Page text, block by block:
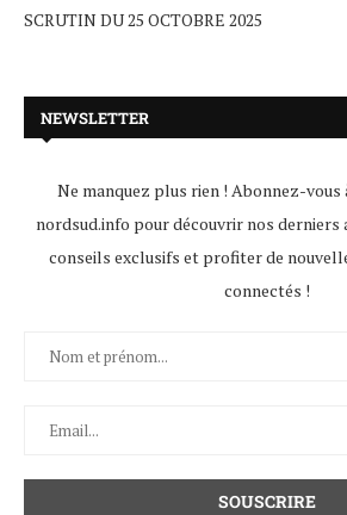
SCRUTIN DU 25 OCTOBRE 2025
NEWSLETTER
Ne manquez plus rien ! Abonnez-
nordsud.info pour découvrir nos derniers
conseils exclusifs et profiter de
connectés !